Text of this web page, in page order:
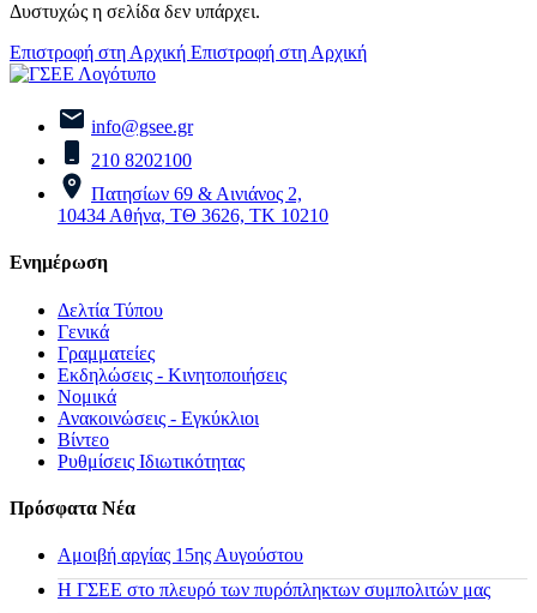
Δυστυχώς η σελίδα δεν υπάρχει.
Επιστροφή στη Αρχική Επιστροφή στη Αρχική
info@gsee.gr
210 8202100
Πατησίων 69 & Αινιάνος 2,
10434 Αθήνα, ΤΘ 3626, ΤΚ 10210
Ενημέρωση
Δελτία Τύπου
Γενικά
Γραμματείες
Εκδηλώσεις - Κινητοποιήσεις
Νομικά
Ανακοινώσεις - Εγκύκλιοι
Βίντεο
Ρυθμίσεις Ιδιωτικότητας
Πρόσφατα Νέα
Αμοιβή αργίας 15ης Αυγούστου
H ΓΣΕΕ στο πλευρό των πυρόπληκτων συμπολιτών μας